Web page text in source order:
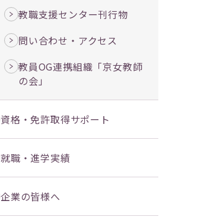
教職支援センター刊行物
問い合わせ・アクセス
教員OG連携組織「京女教師
の会」
資格・免許取得サポート
就職・進学実績
企業の皆様へ